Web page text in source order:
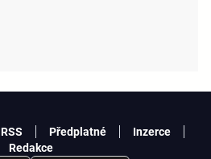
RSS Předplatné
Inzerce
Redakce